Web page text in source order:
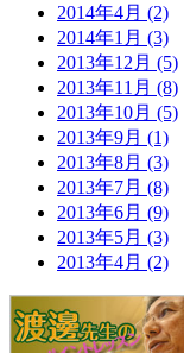
2014年4月 (2)
2014年1月 (3)
2013年12月 (5)
2013年11月 (8)
2013年10月 (5)
2013年9月 (1)
2013年8月 (3)
2013年7月 (8)
2013年6月 (9)
2013年5月 (3)
2013年4月 (2)